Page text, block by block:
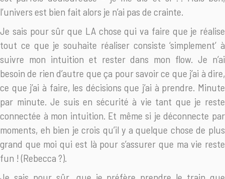
l’univers est bien fait alors je n’ai pas de crainte.
Je sais pour sûr que LA chose qui va faire que je réalise
tout ce que je souhaite réaliser consiste ‘simplement’ à
suivre mon intuition et rester dans mon flow. Je n’ai
besoin de rien d’autre que ça pour savoir ce que j’ai à dire,
ce que j’ai à faire, les décisions que j’ai à prendre. Minute
par minute. Je suis en sécurité à vie tant que je reste
connectée à mon intuition. Et même si je déconnecte par
moments, eh bien je crois qu’il y a quelque chose de plus
grand que moi qui est là pour s’assurer que ma vie reste
fun ! (Rebecca ?).